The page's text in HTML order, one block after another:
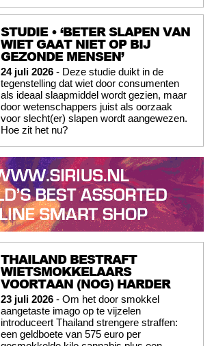
STUDIE • ‘BETER SLAPEN VAN
WIET GAAT NIET OP BIJ
GEZONDE MENSEN’
24 juli 2026 - Deze studie duikt in de
tegenstelling dat wiet door consumenten
als ideaal slaapmiddel wordt gezien, maar
door wetenschappers juist als oorzaak
voor slecht(er) slapen wordt aangewezen.
Hoe zit het nu?
THAILAND BESTRAFT
WIETSMOKKELAARS
VOORTAAN (NOG) HARDER
23 juli 2026 - Om het door smokkel
aangetaste imago op te vijzelen
introduceert Thailand strengere straffen:
een geldboete van 575 euro per